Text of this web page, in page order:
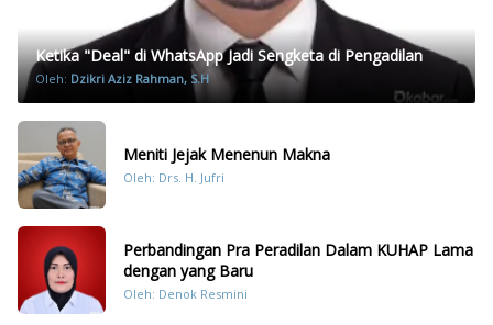
Ketika "Deal" di WhatsApp Jadi Sengketa di Pengadilan
Oleh: Dzikri Aziz Rahman, S.H
Meniti Jejak Menenun Makna
Oleh: Drs. H. Jufri
Perbandingan Pra Peradilan Dalam KUHAP Lama
dengan yang Baru
Oleh: Denok Resmini